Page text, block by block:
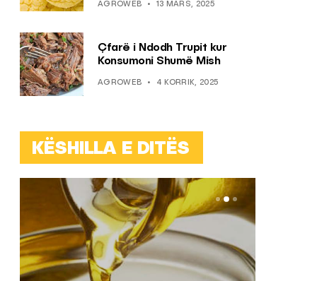
AGROWEB 13 MARS, 2025
Çfarë i Ndodh Trupit kur
Konsumoni Shumë Mish
AGROWEB 4 KORRIK, 2025
KËSHILLA E DITËS